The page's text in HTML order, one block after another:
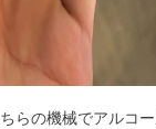
らの機械でアルコ